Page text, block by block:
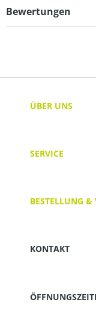
Bewertungen
ÜBER UNS
SERVICE
BESTELLUNG &
KONTAKT